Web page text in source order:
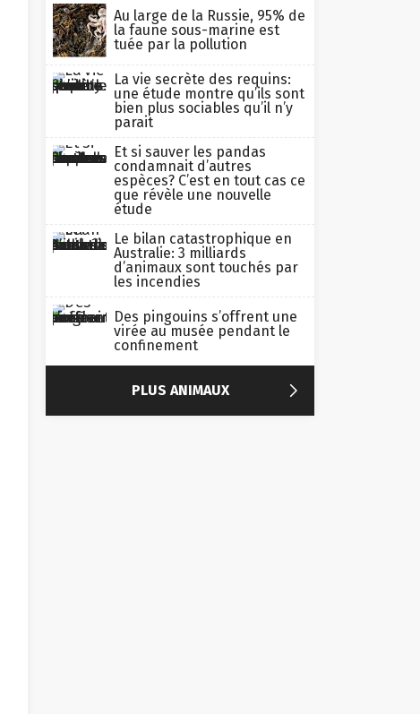
Au large de la Russie, 95% de
la faune sous-marine est
tuée par la pollution
La vie secrète des requins:
une étude montre qu’ils sont
bien plus sociables qu’il n’y
parait
Et si sauver les pandas
condamnait d’autres
espèces? C’est en tout cas ce
que révèle une nouvelle
étude
Le bilan catastrophique en
Australie: 3 milliards
d’animaux sont touchés par
les incendies
Des pingouins s’offrent une
virée au musée pendant le
confinement
PLUS ANIMAUX 